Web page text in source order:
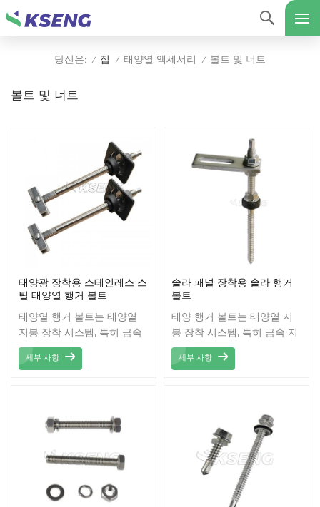
당신은: / 집 / 태양열 액세서리 / 볼트 및 너트
볼트 및 너트
태양광 장착용 스테인레스 스
틸 태양열 행거 볼트
태양열 행거 볼트는 태양열
지붕 장착 시스템, 특히 금속
지붕에 매우 일반적으로 사용
됩니다 .
세부 사항
솔라 패널 장착용 솔라 행거
볼트
태양 행거 볼트는 태양열 지
붕 장착 시스템, 특히 금속 지
붕에 매우 일반적으로 사용됩
니다 .
세부 사항